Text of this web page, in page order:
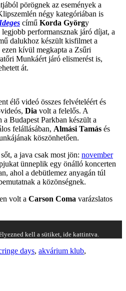
pörögnek az események a
négy kategóriában is
című Korda György
performansznak járó díjat, a
dalukhoz készült kisfilmet a
kívül megkapta a Zsűri
Munkáért járó elismerést is,
át.
élő videó összes felvételéért és
Dia volt a felelős. A
a Budapest Parkban készült a
felállásában, Almási Tamás és
köszönhetően.
a java csak most jön: november
ünneplik egy önálló koncerten
ahol a debütlemez anyagán túl
a közönségnek.
volt a Carson Coma varázslatos
kell a sütiket, ide kattintva.
days, akvárium klub,